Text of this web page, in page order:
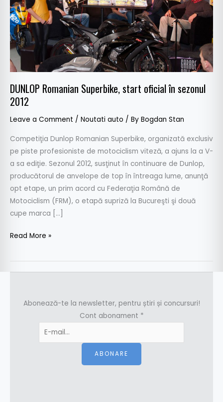
DUNLOP Romanian Superbike, start oficial în sezonul
2012
Leave a Comment / Noutati auto / By Bogdan Stan
Competiţia Dunlop Romanian Superbike, organizată exclusiv
pe piste profesioniste de motociclism viteză, a ajuns la a V-
a sa ediţie. Sezonul 2012, susţinut în continuare de Dunlop,
producătorul de anvelope de top în întreaga lume, anunţă
opt etape, un prim acord cu Federaţia Română de
Motociclism (FRM), o etapă supriză la Bucureşti şi două
cupe marca […]
în
sezonul
2012
Read More »
Abonează-te la newsletter, pentru știri și concursuri!
Cont abonament *
ABONARE